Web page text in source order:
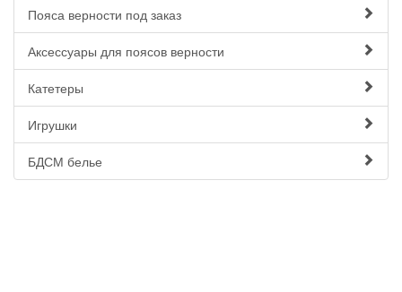
Пояса верности под заказ
Аксессуары для поясов верности
Катетеры
Игрушки
БДСМ белье